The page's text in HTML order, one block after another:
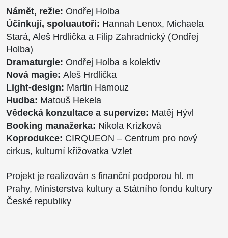
Námět, režie: Ondřej Holba
Účinkují, spoluautoři: Hannah Lenox, Michaela
Stará, Aleš Hrdlička a Filip Zahradnický (Ondřej
Holba)
Dramaturgie: Ondřej Holba a kolektiv
Nová magie: Aleš Hrdlička
Light-design: Martin Hamouz
Hudba: Matouš Hekela
Vědecká konzultace a supervize: Matěj Hývl
Booking manažerka: Nikola Krizková
Koprodukce: CIRQUEON – Centrum pro nový
cirkus, kulturní křižovatka Vzlet
Projekt je realizován s finanční podporou hl. m
Prahy, Ministerstva kultury a Státního fondu kultury
České republiky